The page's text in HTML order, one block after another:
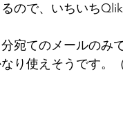
ので、いちいち
宛てのメールのみ
り使えそうです。